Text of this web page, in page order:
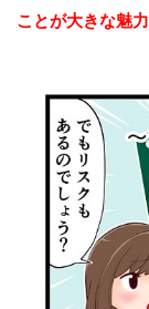
ことが大きな魅力